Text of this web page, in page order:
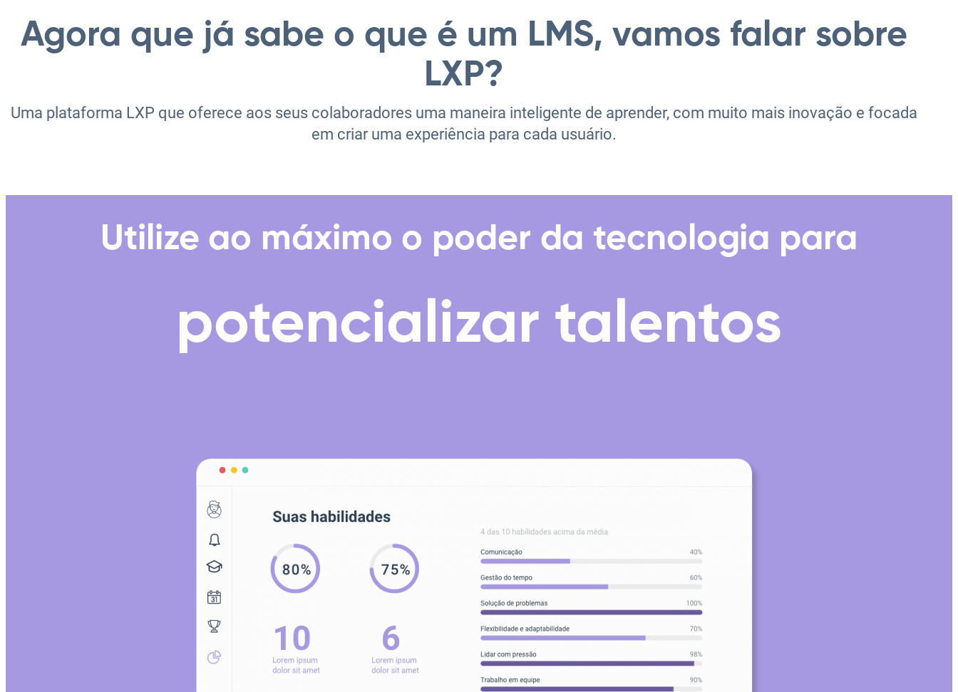
Agora que já sabe o que é um LMS, vamos falar sobre
LXP?
Uma plataforma LXP que oferece aos seus colaboradores uma maneira inteligente de aprender, com muito mais inovação e focada
em criar uma experiência para cada usuário.
Utilize ao máximo o poder da tecnologia para